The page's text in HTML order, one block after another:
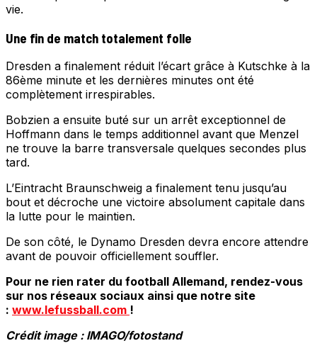
vie.
Une fin de match totalement folle
Dresden a finalement réduit l’écart grâce à Kutschke à la
86ème minute et les dernières minutes ont été
complètement irrespirables.
Bobzien a ensuite buté sur un arrêt exceptionnel de
Hoffmann dans le temps additionnel avant que Menzel
ne trouve la barre transversale quelques secondes plus
tard.
L’Eintracht Braunschweig a finalement tenu jusqu’au
bout et décroche une victoire absolument capitale dans
la lutte pour le maintien.
De son côté, le Dynamo Dresden devra encore attendre
avant de pouvoir officiellement souffler.
Pour ne rien rater du football Allemand, rendez-vous
sur nos réseaux sociaux ainsi que notre site
: www.lefussball.com !
Crédit image : IMAGO/fotostand